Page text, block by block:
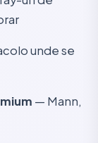
unde se
— Mann,